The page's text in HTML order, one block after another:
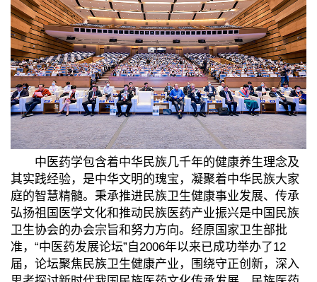
中医药学包含着中华民族几千年的健康养生理念及
其实践经验，是中华文明的瑰宝，凝聚着中华民族大家
庭的智慧精髓。秉承推进民族卫生健康事业发展、传承
弘扬祖国医学文化和推动民族医药产业振兴是中国民族
卫生协会的办会宗旨和努力方向。经原国家卫生部批
准，“中医药发展论坛”自2006年以来已成功举办了12
届，论坛聚焦民族卫生健康产业，围绕守正创新，深入